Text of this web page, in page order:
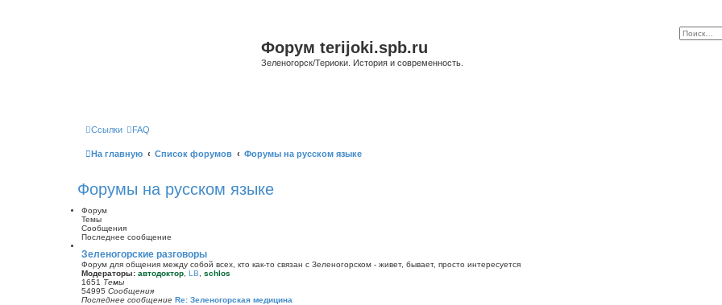
Форум terijoki.spb.ru
Зеленогорск/Териоки. История и современность.
Ссылки FAQ
На главную Список форумов Форумы на русском языке
Форумы на русском языке
Форум
Темы
Сообщения
Последнее сообщение
Зеленогорские разговоры
Форум для общения между собой всех, кто как-то связан с Зеленогорском - живет, бывает, просто интересуется
Модераторы: автодоктор LB
schlos
1651 Темы
54995 Сообщения
Последнее сообщение Re: Зеленогорская медицина